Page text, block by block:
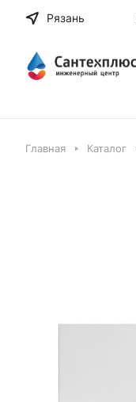
Рязань
Главная Каталог